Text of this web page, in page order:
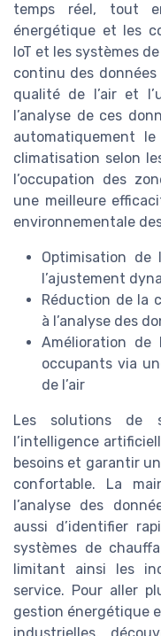
temps réel, tout
énergétique et les
IoT et les systèmes
continu des
qualité de l’air et
l’analyse de ces
automatiquement
climatisation selon
l’occupation des
une meilleure
environnementale
Optimisation de
l’ajustement
Réduction de la
à l’analyse des
Amélioration
occupants via
de l’air
Les solutions de
l’intelligence
besoins et garantir
confortable. La
l’analyse des
aussi d’identifier
systèmes de
limitant ainsi les
service. Pour aller
gestion énergétique